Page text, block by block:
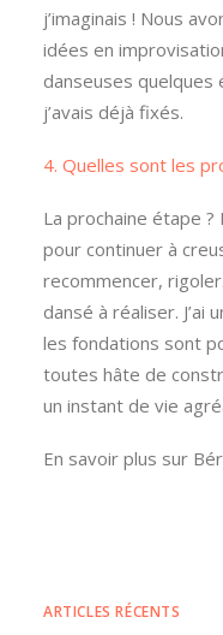
j’imaginais ! Nous
idées en
danseuses quelques
j’avais déjà fixés.
4. Quelles sont les
La prochaine étape
pour continuer à
recommencer,
dansé à réaliser.
les fondations sont
toutes hâte de
un instant de vie
En savoir plus sur
ARTICLES RÉCENTS